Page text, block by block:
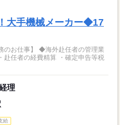
大手機械メーカー◆17
赴任者の管理業
赴任者の経費精算 ・確定申告等税
理
給